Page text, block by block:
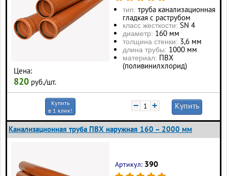
Цена:
820 руб./шт.
тип: труба канализационная
гладкая с раструбом
класс жесткости: SN 4
диаметр: 160 мм
толщина стенки: 3,6 мм
длина трубы: 1000 мм
материал: ПВХ
(поливинилхлорид)
Купить
в 1 клик!
− + Купить
Канализационная труба ПВХ наружная 160 – 2000 мм
Артикул: 390